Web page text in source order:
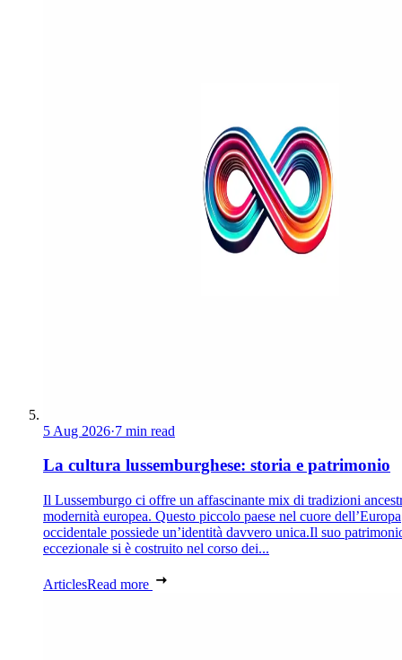
5 Aug 2026·7 min read
La cultura lussemburghese: storia e patrimonio
Il Lussemburgo ci offre un affascinante mix di tradizioni
modernità europea. Questo piccolo paese nel cuore dell’Europa
occidentale possiede un’identità davvero unica.Il suo
eccezionale si è costruito nel corso dei...
ArticlesRead more